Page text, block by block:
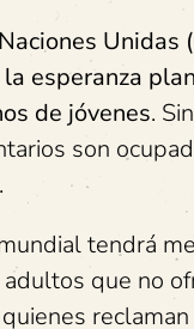
Unidas
esperanza
de jóvenes.
son
tendrá
que no